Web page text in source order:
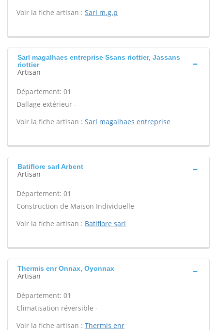
Voir la fiche artisan : Sarl m.g.p
Sarl magalhaes entreprise Ssans riottier, Jassans
riottier
Artisan
Département: 01
Dallage extérieur -
Voir la fiche artisan : Sarl magalhaes entreprise
Batiflore sarl Arbent
Artisan
Département: 01
Construction de Maison Individuelle -
Voir la fiche artisan : Batiflore sarl
Thermis enr Onnax, Oyonnax
Artisan
Département: 01
Climatisation réversible -
Voir la fiche artisan : Thermis enr